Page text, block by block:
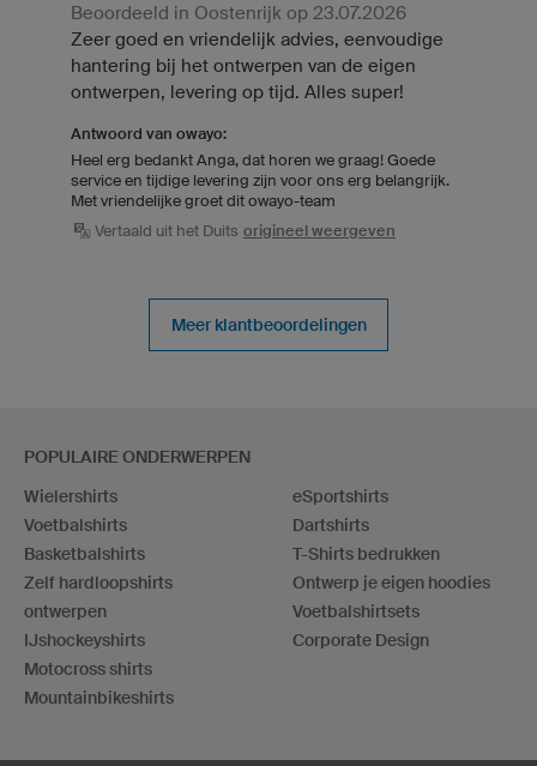
Beoordeeld in Oostenrijk op 23.07.2026
Zeer goed en vriendelijk advies, eenvoudige
hantering bij het ontwerpen van de eigen
ontwerpen, levering op tijd. Alles super!
Antwoord van owayo:
Heel erg bedankt Anga, dat horen we graag! Goede
service en tijdige levering zijn voor ons erg belangrijk.
Met vriendelijke groet dit owayo-team
Vertaald uit het Duits origineel weergeven
Meer klantbeoordelingen
POPULAIRE ONDERWERPEN
Wielershirts
Voetbalshirts
Basketbalshirts
Zelf hardloopshirts
ontwerpen
IJshockeyshirts
Motocross shirts
Mountainbikeshirts
eSportshirts
Dartshirts
T-Shirts bedrukken
Ontwerp je eigen hoodies
Voetbalshirtsets
Corporate Design